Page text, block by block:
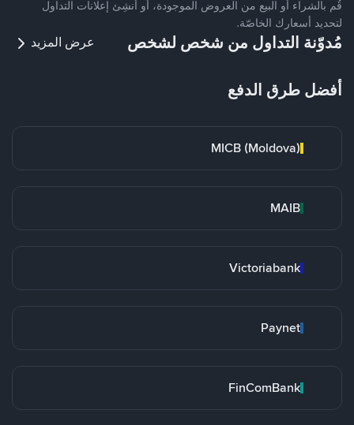
قُم بالشراء أو البيع من العروض الموجودة، أو أنشِئ إعلانات التداول
لتحديد أسعارك الخاصّة.
مُدوّنة التداول من شخص لشخص عرض المزيد
أفضل طرق الدفع
MICB (Moldova)
MAIB
Victoriabank
Paynet
FinComBank